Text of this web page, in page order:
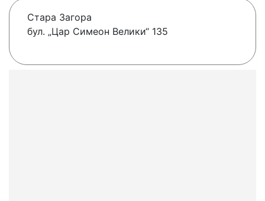
Стара Загора
бул. „Цар Симеон Велики“ 135